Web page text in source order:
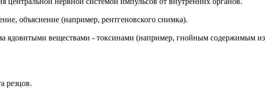
объяснение (например, рентгеновского снимка).
ядовитыми веществами - токсинами (например, гнойным содержимым из
резцов.